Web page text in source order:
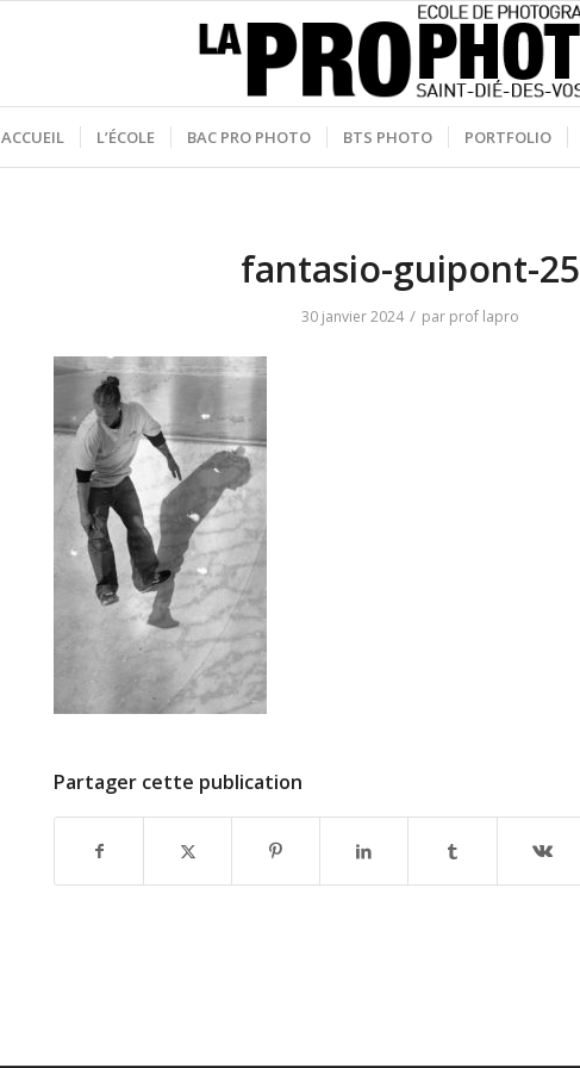
ACCUEIL L’ÉCOLE BAC PRO PHOTO BTS PHOTO PORTFOLIO
fantasio-guipont-25
30 janvier 2024 / par prof lapro
Partager cette publication